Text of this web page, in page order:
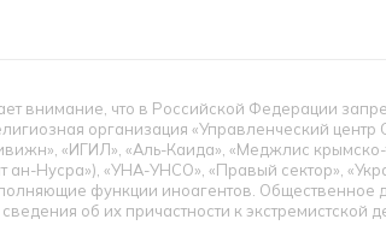
внимание, что в Российской Федерации
организация «Управленческий
«ИГИЛ», «Аль-Каида», «Меджлис
ан-Нусра»), «УНА-УНСО», «Правый сектор»,
функции иноагентов.
об их причастности к